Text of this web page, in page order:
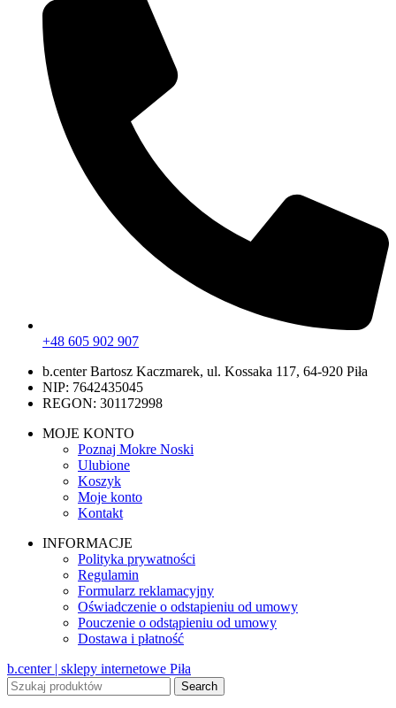
+48 605 902 907
b.center Bartosz Kaczmarek, ul. Kossaka 117, 64-920 Piła
NIP: 7642435045
REGON: 301172998
MOJE KONTO
Poznaj Mokre Noski
Ulubione
Koszyk
Moje konto
Kontakt
INFORMACJE
Polityka prywatności
Regulamin
Formularz reklamacyjny
Oświadczenie o odstapieniu od umowy
Pouczenie o odstąpieniu od umowy
Dostawa i płatność
b.center | sklepy internetowe Piła
Search